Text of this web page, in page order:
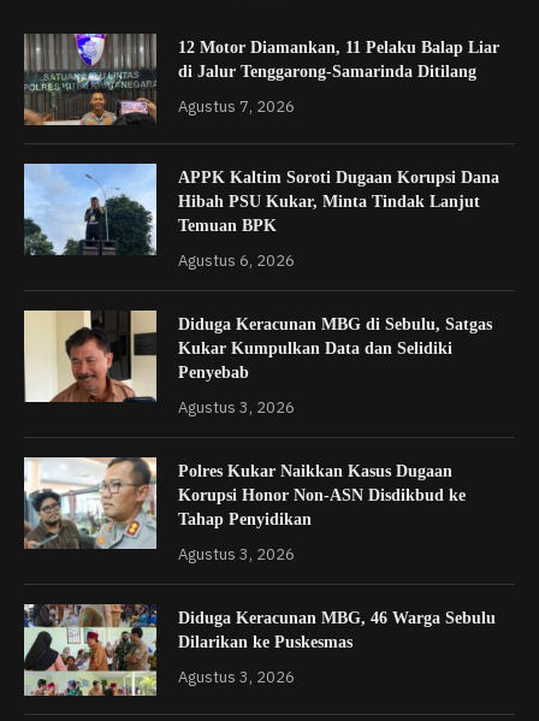
12 Motor Diamankan, 11 Pelaku Balap Liar
di Jalur Tenggarong-Samarinda Ditilang
Agustus 7, 2026
APPK Kaltim Soroti Dugaan Korupsi Dana
Hibah PSU Kukar, Minta Tindak Lanjut
Temuan BPK
Agustus 6, 2026
Diduga Keracunan MBG di Sebulu, Satgas
Kukar Kumpulkan Data dan Selidiki
Penyebab
Agustus 3, 2026
Polres Kukar Naikkan Kasus Dugaan
Korupsi Honor Non-ASN Disdikbud ke
Tahap Penyidikan
Agustus 3, 2026
Diduga Keracunan MBG, 46 Warga Sebulu
Dilarikan ke Puskesmas
Agustus 3, 2026